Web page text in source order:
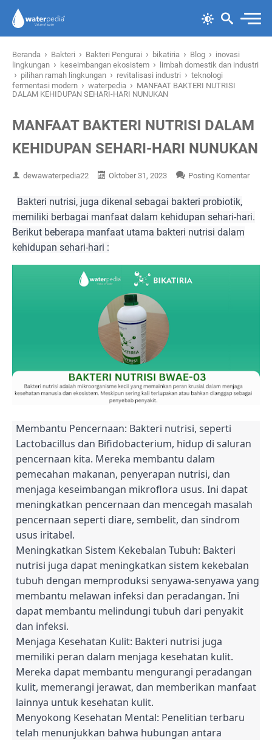
Beranda › Bakteri › Bakteri Pengurai › bikatiria › Blog › inovasi
lingkungan › keseimbangan ekosistem › limbah domestik dan industri
› pilihan ramah lingkungan › revitalisasi industri › teknologi
fermentasi modern › waterpedia › MANFAAT BAKTERI NUTRISI
DALAM KEHIDUPAN SEHARI-HARI NUNUKAN
MANFAAT BAKTERI NUTRISI DALAM
KEHIDUPAN SEHARI-HARI NUNUKAN
dewawaterpedia22 Oktober 31, 2023 Posting Komentar
Bakteri nutrisi, juga dikenal sebagai bakteri probiotik,
memiliki berbagai manfaat dalam kehidupan sehari-hari.
Berikut beberapa manfaat utama bakteri nutrisi dalam
kehidupan sehari-hari :
Membantu Pencernaan: Bakteri nutrisi, seperti
Lactobacillus dan Bifidobacterium, hidup di saluran
pencernaan kita. Mereka membantu dalam
pemecahan makanan, penyerapan nutrisi, dan
menjaga keseimbangan mikroflora usus. Ini dapat
meningkatkan pencernaan dan mencegah masalah
pencernaan seperti diare, sembelit, dan sindrom
usus iritabel.
Meningkatkan Sistem Kekebalan Tubuh: Bakteri
nutrisi juga dapat meningkatkan sistem kekebalan
tubuh dengan memproduksi senyawa-senyawa yang
membantu melawan infeksi dan peradangan. Ini
dapat membantu melindungi tubuh dari penyakit
dan infeksi.
Menjaga Kesehatan Kulit: Bakteri nutrisi juga
memiliki peran dalam menjaga kesehatan kulit.
Mereka dapat membantu mengurangi peradangan
kulit, memerangi jerawat, dan memberikan manfaat
lainnya untuk kesehatan kulit.
Menyokong Kesehatan Mental: Penelitian terbaru
telah menunjukkan bahwa hubungan antara